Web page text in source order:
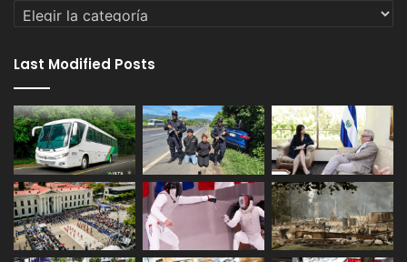
Categorías
Last Modified Posts